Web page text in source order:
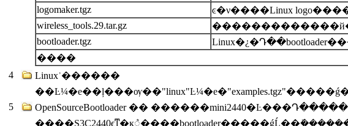
logomaker.tgz
wireless_tools.29.tar.gz
bootloader.tgz
����
4
Linuxʾ������
5
OpenSourceBootloader ��